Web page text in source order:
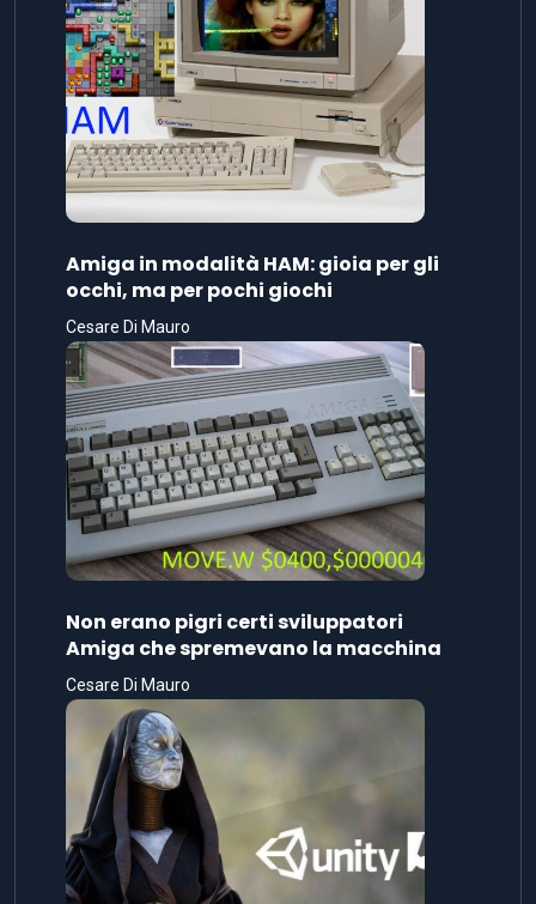
Amiga in modalità HAM: gioia per gli
occhi, ma per pochi giochi
Cesare Di Mauro
Non erano pigri certi sviluppatori
Amiga che spremevano la macchina
Cesare Di Mauro